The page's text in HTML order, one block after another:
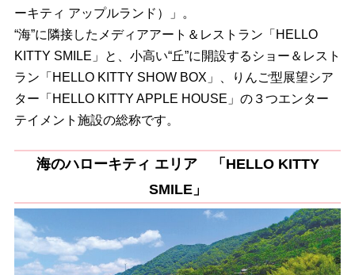
ーキティ アップルランド）」。
“海”に隣接したメディアアート＆レストラン「HELLO
KITTY SMILE」と、小高い“丘”に開設するショー＆レスト
ラン「HELLO KITTY SHOW BOX」、りんご型展望シア
ター「HELLO KITTY APPLE HOUSE」の３つエンター
テイメント施設の総称です。
海のハローキティ エリア 「HELLO KITTY
SMILE」